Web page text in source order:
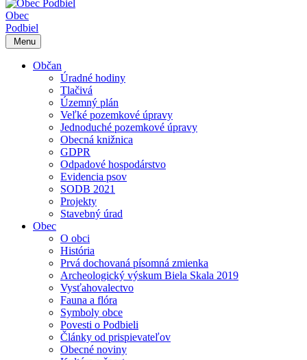
Obec
Podbiel
Menu
Občan
Úradné hodiny
Tlačivá
Územný plán
Veľké pozemkové úpravy
Jednoduché pozemkové úpravy
Obecná knižnica
GDPR
Odpadové hospodárstvo
Evidencia psov
SODB 2021
Projekty
Stavebný úrad
Obec
O obci
História
Prvá dochovaná písomná zmienka
Archeologický výskum Biela Skala 2019
Vysťahovalectvo
Fauna a flóra
Symboly obce
Povesti o Podbieli
Články od prispievateľov
Obecné noviny